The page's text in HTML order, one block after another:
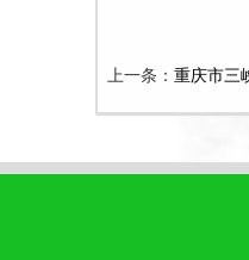
上一条： 重庆市三